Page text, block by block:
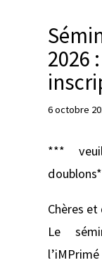
r
2026
6 octobre
***
Chères
Le